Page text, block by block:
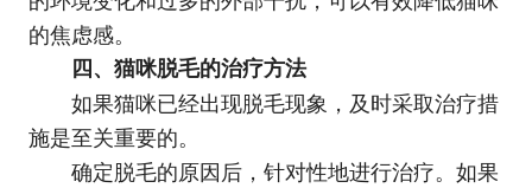
的焦虑感。
四、猫咪脱毛的治疗方法
如果猫咪已经出现脱毛现象，及时采取治疗措
施是至关重要的。
确定脱毛的原因后，针对性地进行治疗。如果